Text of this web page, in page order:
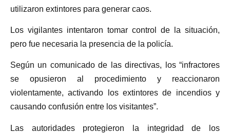
utilizaron extintores para generar caos.
Los vigilantes intentaron tomar control de la situación,
pero fue necesaria la presencia de la policía.
Según un comunicado de las directivas, los “infractores
se opusieron al procedimiento y reaccionaron
violentamente, activando los extintores de incendios y
causando confusión entre los visitantes”.
Las autoridades protegieron la integridad de los